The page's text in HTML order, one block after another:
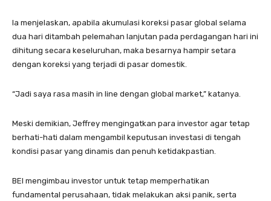
Ia menjelaskan, apabila akumulasi koreksi pasar global selama
dua hari ditambah pelemahan lanjutan pada perdagangan hari ini
dihitung secara keseluruhan, maka besarnya hampir setara
dengan koreksi yang terjadi di pasar domestik.
“Jadi saya rasa masih in line dengan global market,” katanya.
Meski demikian, Jeffrey mengingatkan para investor agar tetap
berhati-hati dalam mengambil keputusan investasi di tengah
kondisi pasar yang dinamis dan penuh ketidakpastian.
BEI mengimbau investor untuk tetap memperhatikan
fundamental perusahaan, tidak melakukan aksi panik, serta